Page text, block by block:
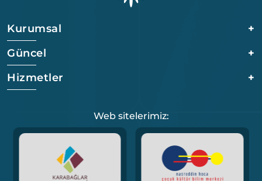
Kurumsal
+
Güncel
+
Hizmetler
+
Web sitelerimiz: